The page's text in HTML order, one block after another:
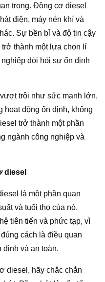
trọng. Động cơ diesel
điện, máy nén khí và
Sự bền bỉ và độ tin cậy
thành một lựa chọn lí
đòi hỏi sự ổn định
trội như sức mạnh lớn,
hoạt động ổn định, không
trở thành một phần
ngành công nghiệp và
diesel
là một phần quan
và tuổi thọ của nó.
tiên tiến và phức tạp, vì
cách là điều quan
định và an toàn.
diesel, hãy chắc chắn